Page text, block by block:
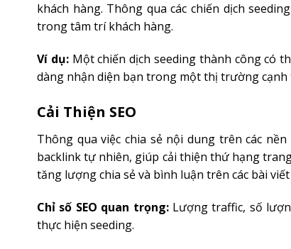
khách hàng. Thông qua các chiến dịch
trong tâm trí khách hàng.
Ví dụ:Một chiến dịch seeding thành công có
dàng nhận diện bạn trong một thị trường cạnh
Cải Thiện SEO
Thông qua việc chia sẻ nội dung trên các
backlink tự nhiên, giúp cải thiện thứ hạng
tăng lượng chia sẻ và bình luận trên các bài
Chỉ số SEO quan trọng:Lượng traffic, số
thực hiện seeding.